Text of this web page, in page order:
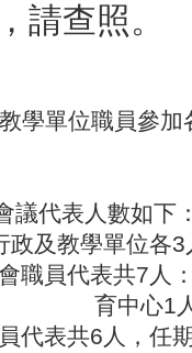
請查照。
學單位職員參加
議代表人數如下
及教學單位各3
員代表共7人：
育中心1
表共6人，任期